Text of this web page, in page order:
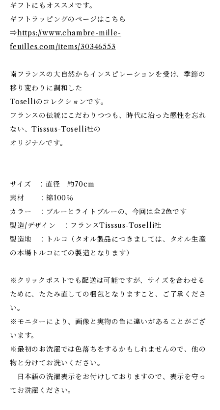
ギフトにもオススメです。
ギフトラッピングのページはこちら
⇒https://www.chambre-mille-
feuilles.com/items/30346553
南フランスの大自然からインスピレーションを受け、季節の
移り変わりに調和した
Toselliのコレクションです。
フランスの伝統にこだわりつつも、時代に沿った感性を忘れ
ない、Tisssus-Toselli社の
オリジナルです。
サイズ ：直径 約70cm
素材 ：綿100％
カラー ：ブルーとライトブルーの、今回は全2色です
製造/デザイン ：フランスTisssus-Toselli社
製造地 ：トルコ（タオル製品につきましては、タオル生産
の本場トルコにての製造となります）
※クリックポストでも配送は可能ですが、サイズを合わせる
ために、たたみ直しての梱包となりますこと、ご了承くださ
い。
※モニターにより、画像と実物の色に違いがあることがござ
います。
※最初のお洗濯では色落ちをするかもしれませんので、他の
物と分けてお洗いください。
日本語の洗濯表示をお付けしておりますので、表示を守っ
てお洗濯ください。